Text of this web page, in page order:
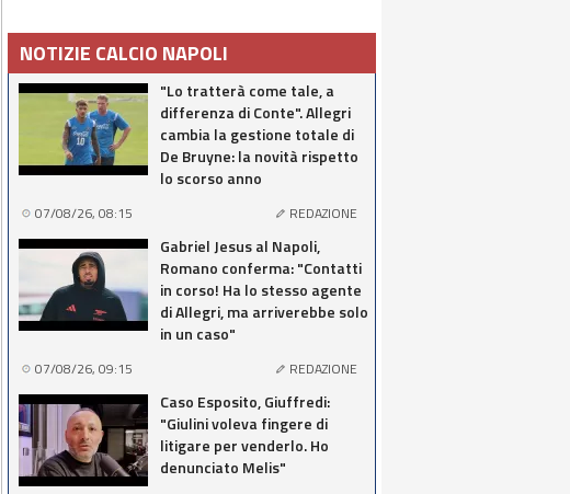
NOTIZIE CALCIO NAPOLI
"Lo tratterà come tale, a
differenza di Conte". Allegri
cambia la gestione totale di
De Bruyne: la novità rispetto
lo scorso anno
07/08/26, 08:15 REDAZIONE
Gabriel Jesus al Napoli,
Romano conferma: "Contatti
in corso! Ha lo stesso agente
di Allegri, ma arriverebbe solo
in un caso"
07/08/26, 09:15 REDAZIONE
Caso Esposito, Giuffredi:
"Giulini voleva fingere di
litigare per venderlo. Ho
denunciato Melis"